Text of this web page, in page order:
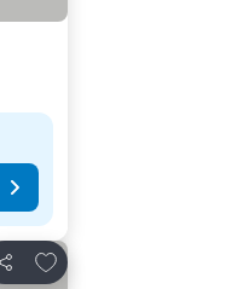
Teilen
Zu Favoriten hinzufügen